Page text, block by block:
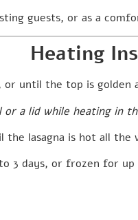
guests, or as a
Heating
or until the top is golden
a lid while heating in
lasagna is hot all the
3 days, or frozen for up